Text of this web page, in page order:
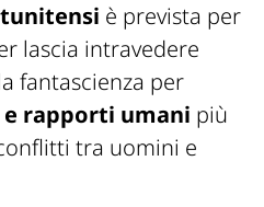
è prevista per
lascia intravedere
fantascienza per
rapporti umani più
tra uomini e